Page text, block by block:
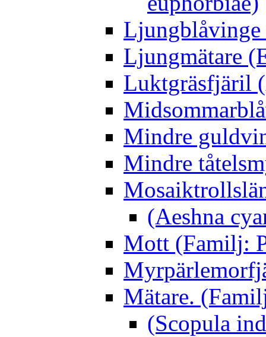
Ljungblåvinge
Ljungmätare
Luktgräsfjäril
Mindre
Mindre
(Aeshna
Mott (Familj:
Mätare.
(Scopula